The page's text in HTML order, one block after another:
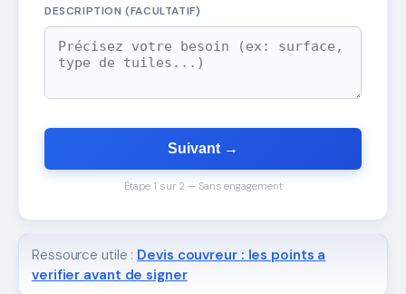
DESCRIPTION (FACULTATIF)
Suivant →
Étape 1 sur 2 — Sans engagement
Ressource utile : Devis couvreur : les points a
verifier avant de signer